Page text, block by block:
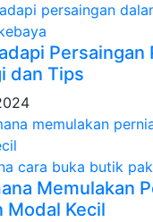
Persaingan
dan Tips
cara buka butik
Memulakan
Modal Kecil